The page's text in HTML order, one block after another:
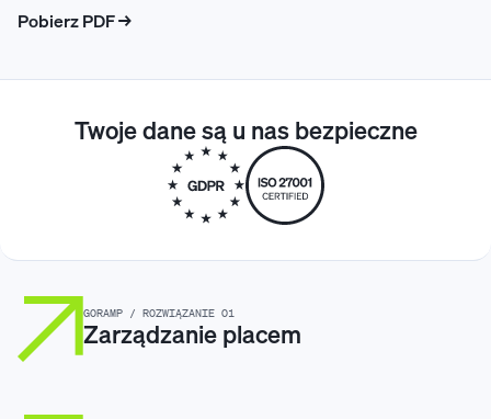
Pobierz PDF →
Twoje dane są u nas bezpieczne
GORAMP / ROZWIĄZANIE 01
Zarządzanie placem